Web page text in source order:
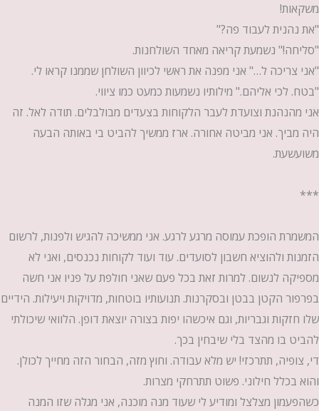
משקאות!
"את נהנית לעבוד פה?"
"סליחה!" נשמעת קריאה מאחד השולחנות.
"אני צריכה ל…" אני מפנה את ראשי לכיוון השולחן שממנו קראו לי.
"בטח. לכי אליהם." מילותיו נשמעות כמעט כמו ציווי.
אני מהנהנת וצועדת לעבר הלקוחות בצעדים מבולבלים. תודה לאל. זה
היה מביך. אני מביטה אחורה. ארז ממשיך להביט בי באותה הבעה
משועשעת.
***
המשמרת הופכת עמוסה מרגע לרגע. אני ממשיכה להגיש ולפנות, לרשום
הזמנות ולהוציא חשבון לסועדים. עוד ועוד לקוחות נכנסים, ואני לא
מספיקה לנשום. למרות זאת בכל פעם שאני חולפת על פניו אני חשה
בפרפור הקטן בבטן ובסקרנות. תנועותיו בוטחות, מדויקות ויעילות. הידיים
שלו חזקות וגבריות, וגם איכשהו יפות בצורה יוצאת דופן. הלוואי שיכולתי
להביט בו מהצד בלי שיבחין בכך.
די, צופיה, תתרכזי! יש מלא עבודה. וחוץ מזה, הבחור הזה מחייך לכולן.
והוא בכלל חילוני. פשוט תתרחקי מצרות.
כשהפעמון מצלצל ומודיע לי שעוד מנה מוכנה, אני מגלה שזו המנה